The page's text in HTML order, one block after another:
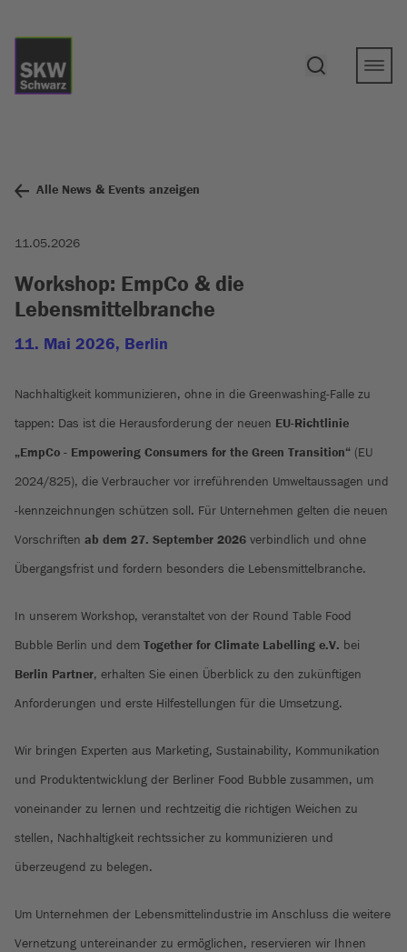
Alle News & Events anzeigen
11.05.2026
Workshop: EmpCo & die
Lebensmittelbranche
11. Mai 2026, Berlin
Nachhaltigkeit kommunizieren, ohne in die Greenwashing-Falle zu
tappen: Das ist die Herausforderung der neuen EU-Richtlinie
„EmpCo - Empowering Consumers for the Green Transition“ (EU
2024/825), die Verbraucher vor irreführenden Umweltaussagen und
-kennzeichnungen schützen soll. Für Unternehmen gelten die neuen
Vorschriften ab dem 27. September 2026 verbindlich und ohne
Übergangsfrist und fordern besonders die Lebensmittelbranche.
In unserem Workshop, veranstaltet von der Round Table Food
Bubble Berlin und dem Together for Climate Labelling e.V. bei
Berlin Partner, erhalten Sie einen Überblick zu den zukünftigen
Anforderungen und erste Hilfestellungen für die Umsetzung.
Wir bringen Experten aus Marketing, Sustainability, Kommunikation
und Produktentwicklung der Berliner Food Bubble zusammen, um
voneinander zu lernen und rechtzeitig die richtigen Weichen zu
stellen, Nachhaltigkeit rechtssicher zu kommunizieren und
überzeugend zu belegen.
Um Unternehmen der Lebensmittelindustrie im Anschluss die weitere
Vernetzung untereinander zu ermöglichen, reservieren wir Ihnen